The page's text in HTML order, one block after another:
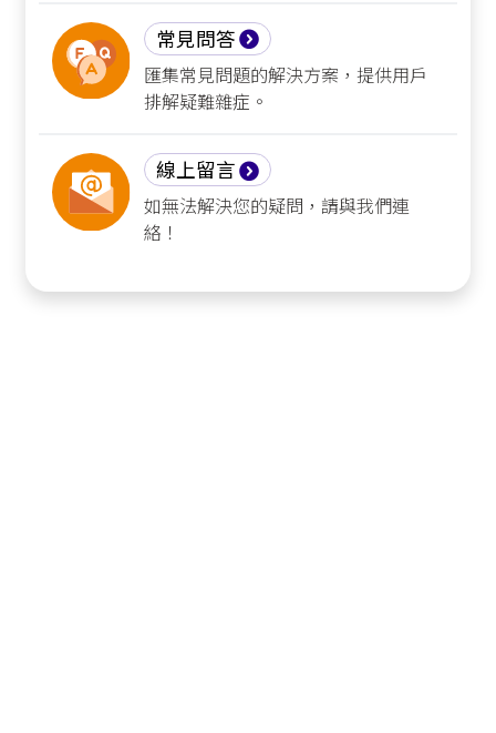
常見問答
匯集常見問題的解決方案，提供用戶
排解疑難雜症。
線上留言
如無法解決您的疑問，請與我們連
絡！